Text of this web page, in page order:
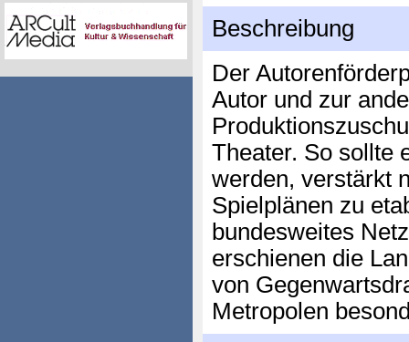
Beschreibung
Der
Autor und zur
Theater. So sollte
werden, verstärkt
Spielplänen zu
bundesweites
erschienen die
von
Metropolen